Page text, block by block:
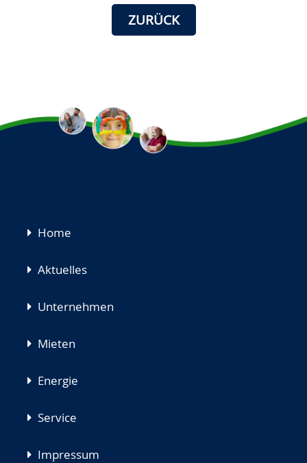
ZURÜCK
Navigation
Home
Aktuelles
Unternehmen
Mieten
Energie
Service
Impressum